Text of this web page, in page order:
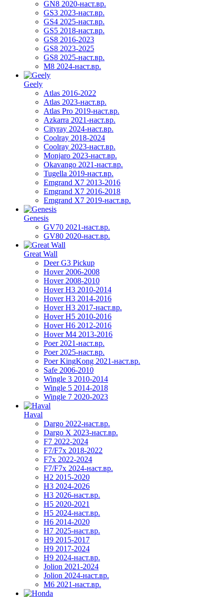
GN8 2020-наст.вр.
GS3 2023-наст.вр.
GS4 2025-наст.вр.
GS5 2018-наст.вр.
GS8 2016-2023
GS8 2023-2025
GS8 2025-наст.вр.
M8 2024-наст.вр.
Geely
Atlas 2016-2022
Atlas 2023-наст.вр.
Atlas Pro 2019-наст.вр.
Azkarra 2021-наст.вр.
Cityray 2024-наст.вр.
Coolray 2018-2024
Coolray 2023-наст.вр.
Monjaro 2023-наст.вр.
Okavango 2021-наст.вр.
Tugella 2019-наст.вр.
Emgrand Х7 2013-2016
Emgrand X7 2016-2018
Emgrand X7 2019-наст.вр.
Genesis
GV70 2021-наст.вр.
GV80 2020-наст.вр.
Great Wall
Deer G3 Pickup
Hover 2006-2008
Hover 2008-2010
Hover H3 2010-2014
Hover H3 2014-2016
Hover H3 2017-наст.вр.
Hover H5 2010-2016
Hover H6 2012-2016
Hover M4 2013-2016
Poer 2021-наст.вр.
Poer 2025-наст.вр.
Poer KingKong 2021-наст.вр.
Safe 2006-2010
Wingle 3 2010-2014
Wingle 5 2014-2018
Wingle 7 2020-2023
Haval
Dargo 2022-наст.вр.
Dargo X 2023-наст.вр.
F7 2022-2024
F7/F7x 2018-2022
F7x 2022-2024
F7/F7x 2024-наст.вр.
H2 2015-2020
H3 2024-2026
H3 2026-наст.вр.
H5 2020-2021
H5 2024-наст.вр.
H6 2014-2020
H7 2025-наст.вр.
H9 2015-2017
H9 2017-2024
H9 2024-наст.вр.
Jolion 2021-2024
Jolion 2024-наст.вр.
М6 2021-наст.вр.